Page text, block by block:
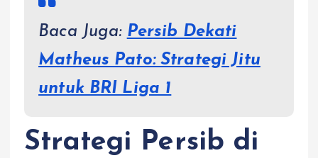
Baca Juga: Persib Dekati
Matheus Pato: Strategi Jitu
untuk BRI Liga 1
Strategi Persib di